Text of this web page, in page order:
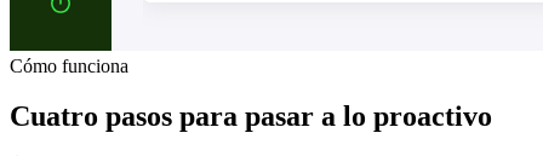
Cómo funciona
Cuatro pasos para pasar a lo proactivo